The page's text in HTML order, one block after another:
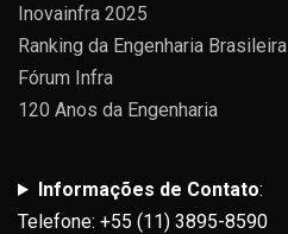
Inovainfra 2025
Ranking da Engenharia Brasileira
Fórum Infra
120 Anos da Engenharia
Informações de Contato:
Telefone: +55 (11) 3895-8590